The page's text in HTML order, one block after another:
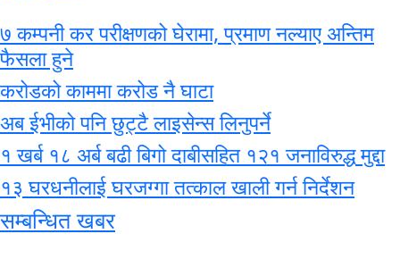
७ कम्पनी कर परीक्षणको घेरामा, प्रमाण नल्याए अन्तिम
फैसला हुने
करोडको काममा करोड नै घाटा
अब ईभीको पनि छुट्टै लाइसेन्स लिनुपर्ने
१ खर्ब १८ अर्ब बढी बिगो दाबीसहित १२१ जनाविरुद्ध मुद्दा
१३ घरधनीलाई घरजग्गा तत्काल खाली गर्न निर्देशन
सम्बन्धित खबर